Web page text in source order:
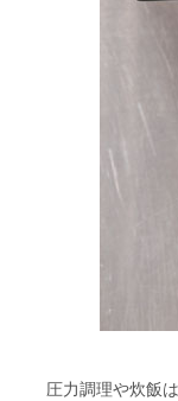
圧力調理や炊飯